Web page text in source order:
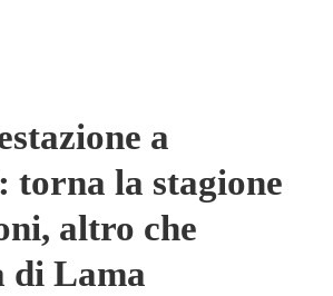
a
torna la stagione
altro che
di Lama